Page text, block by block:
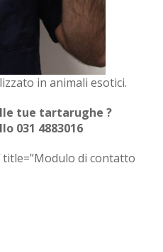
in animali esotici.
tue tartarughe ?
031 4883016
title=”Modulo di contatto